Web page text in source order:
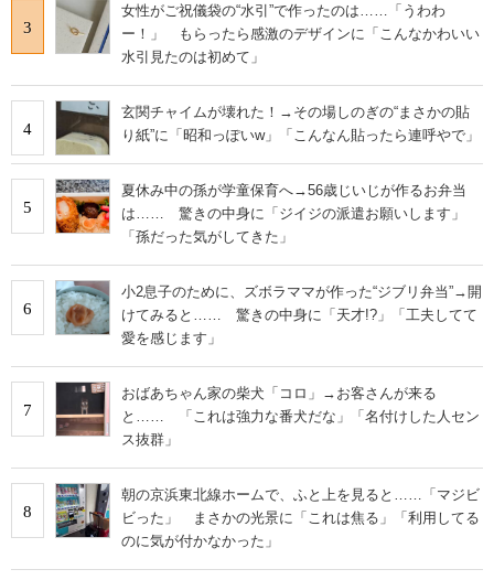
3
女性がご祝儀袋の“水引”で作ったのは……「うわわ
ー！」 もらったら感激のデザインに「こんなかわいい
水引見たのは初めて」
4
玄関チャイムが壊れた！→その場しのぎの“まさかの貼
り紙”に「昭和っぽいw」「こんなん貼ったら連呼やで」
5
夏休み中の孫が学童保育へ→56歳じいじが作るお弁当
は…… 驚きの中身に「ジイジの派遣お願いします」
「孫だった気がしてきた」
6
小2息子のために、ズボラママが作った“ジブリ弁当”→開
けてみると…… 驚きの中身に「天才!?」「工夫してて
愛を感じます」
7
おばあちゃん家の柴犬「コロ」→お客さんが来る
と…… 「これは強力な番犬だな」「名付けした人セン
ス抜群」
8
朝の京浜東北線ホームで、ふと上を見ると……「マジビ
ビった」 まさかの光景に「これは焦る」「利用してる
のに気が付かなかった」